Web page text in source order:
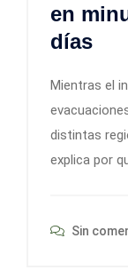
en
días
Mientras el
distintas
explica por
Sin